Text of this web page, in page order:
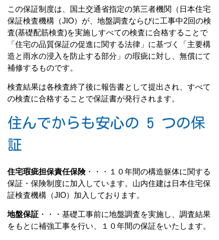
この保証制度は、国土交通省指定の第三者機関（日本住宅
保証検査機構（JIO）が、地盤調査ならびに工事中2回の検
査(基礎配筋検査)を実施しすべての検査に合格することで
「住宅の品質保証の促進に関する法律」に基づく「主要構
造と雨水の浸入を防止する部分」の瑕疵に対し、無償にて
補修するものです。
検査結果は各検査終了後に報告書として提出され、すべて
の検査に合格することで保証書が発行されます。
住んでからも安心の 5 つの保
証
住宅瑕疵担保責任保険・・・１０年間の構造躯体に関する
保証・保険制度に加入しています。山内住建は日本住宅保
証検査機構（JIO）加入しております。
地盤保証 ・・・基礎工事前に地盤調査を実施し、調査結果
をもとに補強工事を行い、１０年間の保証をいたします。